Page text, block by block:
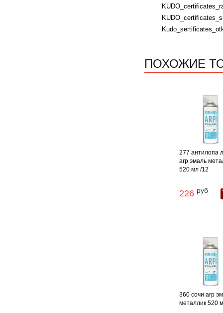
ПОХОЖИЕ
277 антилопа
arp эмаль
520 мл /12
226 руб
360 сочи arp
металлик 520